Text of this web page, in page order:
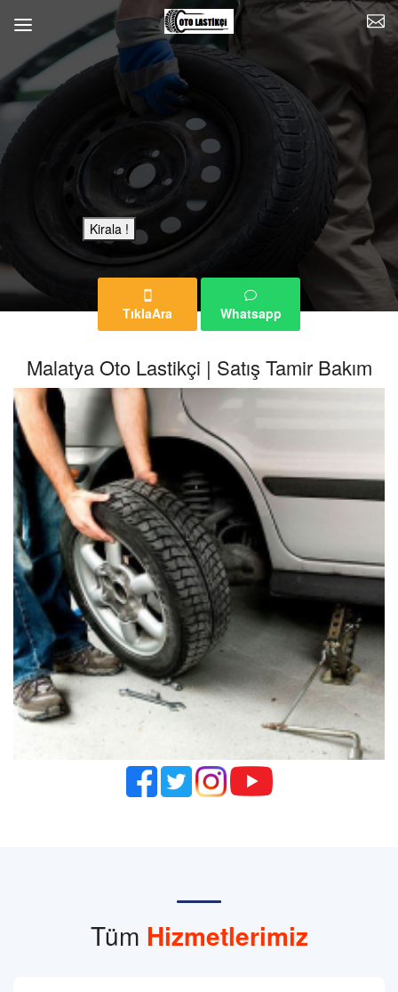
TıklaAra Whatsapp
Bu Reklam Sayfası Kiralıktır.
Kirala !
Malatya Oto Lastikçi | Satış Tamir Bakım
Tüm Hizmetlerimiz